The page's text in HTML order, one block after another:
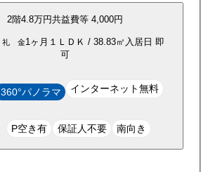
2階4.8万円共益費等 4,000円
礼 金1ヶ月 １ＬＤＫ / 38.83㎡ 入居日 即
可
360°パノラマ インターネット無料
P空き有 保証人不要 南向き